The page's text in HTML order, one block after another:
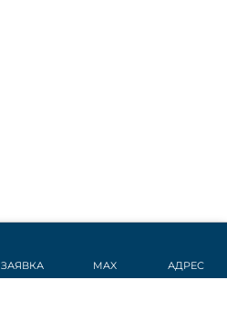
ЗАЯВКА MAX АДРЕС